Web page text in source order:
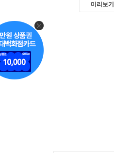
미리보기